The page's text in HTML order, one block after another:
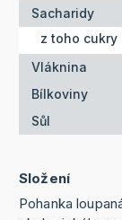
Sacharidy
z toho cukry
Vláknina
Bílkoviny
Sůl
Složení
Pohanka